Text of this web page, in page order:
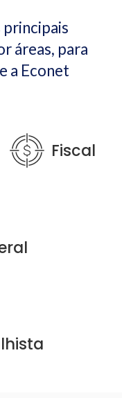
principais
áreas, para
a Econet
Fiscal